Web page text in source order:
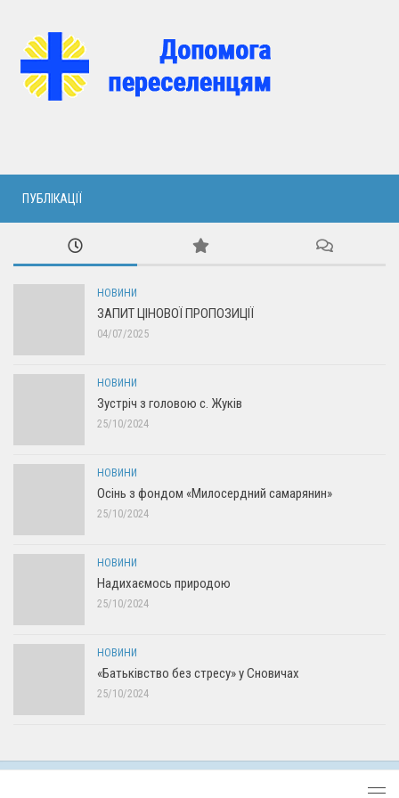
ПУБЛІКАЦІЇ
НОВИНИ
ЗАПИТ ЦІНОВОЇ ПРОПОЗИЦІЇ
04/07/2025
НОВИНИ
Зустріч з головою с. Жуків
25/10/2024
НОВИНИ
Осінь з фондом «Милосердний самарянин»
25/10/2024
НОВИНИ
Надихаємось природою
25/10/2024
НОВИНИ
«Батьківство без стресу» у Сновичах
25/10/2024